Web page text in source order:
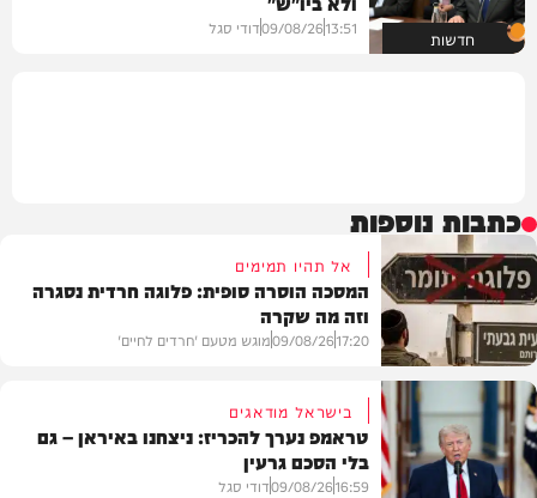
חדשות 13:51
09/08/26דודי סגל
כתבות נוספות
דעות
אל תהיו תמימים
המסכה הוסרה סופית: פלוגה חרדית נסגרה
וזה מה שקרה
17:20
09/08/26מוגש מטעם 'חרדים לחיים'
בישראל מודאגים
טראמפ נערך להכריז: ניצחנו באיראן – גם
בלי הסכם גרעין
16:59
09/08/26דודי סגל